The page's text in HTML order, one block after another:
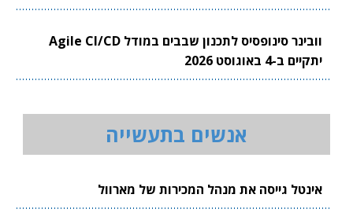
וובינר סינופסיס לתכנון שבבים במודל Agile CI/CD
יתקיים ב-4 באוגוסט 2026
אנשים בתעשייה
אינטל גייסה את מנהל המכירות של מארוול